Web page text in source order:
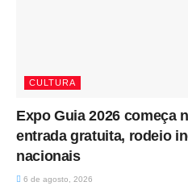
CULTURA
Expo Guia 2026 começa
entrada gratuita, rodeio
nacionais
6 de agosto, 2026